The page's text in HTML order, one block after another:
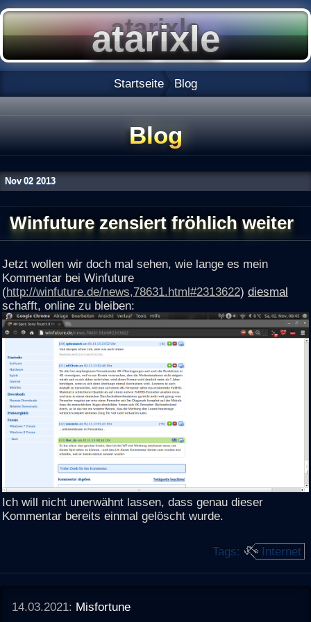
Startseite Blog
Blog
Nov 02 2013
Winfuture zensiert fröhlich weiter
Jetzt wollen wir doch mal sehen, wie lange es mein
Kommentar bei Winfuture
(http://winfuture.de/news,78631.html#2313622) diesmal
schafft, online zu bleiben:
Ich will nicht unerwähnt lassen, dass genau dieser
Kommentar bereits einmal gelöscht wurde.
Tags: Internet
14.03.2021: Misfortune